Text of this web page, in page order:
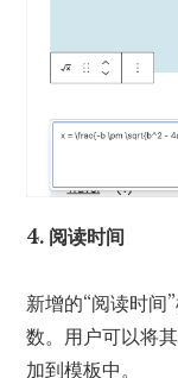
4. 阅读时间
新增的“阅读时间
数。用户可以将
加到模板中。